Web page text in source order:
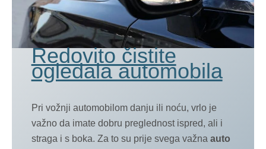
Redovito čistite
ogledala automobila
Pri vožnji automobilom danju ili noću, vrlo je
važno da imate dobru preglednost ispred, ali i
straga i s boka. Za to su prije svega važna auto